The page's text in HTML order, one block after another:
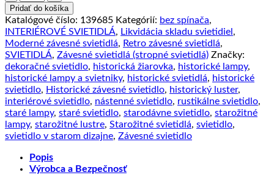
Závesné
svietidlo
HUGO
SP1
v
čiernej
farbe
|
Ideal
Lux
Pridať do košíka
Katalógové číslo: 139685 Kategórií: bez spínača,
INTERIÉROVÉ SVIETIDLÁ, Likvidácia skladu svietidiel ,
Moderné závesné svietidlá, Retro závesné svietidlá,
SVIETIDLÁ, Závesné svietidlá (stropné svietidlá) Značky:
dekoračné svietidlo, historická žiarovka, historické lampy,
historické lampy a svietniky, historické svietidlá, historické
svietidlo, Historické závesné svietidlo, historický luster,
interiérové svietidlo, nástenné svietidlo, rustikálne svietidlo,
staré lampy, staré svietidlo, starodávne svietidlo, starožitné
lampy, starožitné lustre, Starožitné svietidlá, svietidlo,
svietidlo v starom dizajne, Závesné svietidlo
Popis
Výrobca a Bezpečnosť